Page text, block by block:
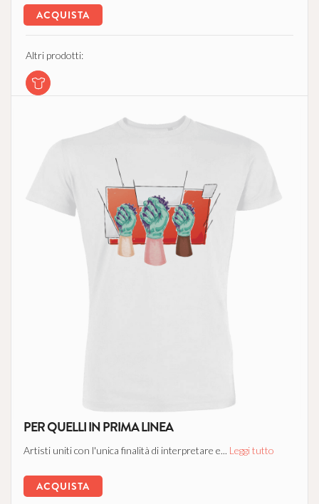
ACQUISTA
Altri prodotti:
PER QUELLI IN PRIMA LINEA
Artisti uniti con l'unica finalità di interpretare e... Leggi tutto
ACQUISTA